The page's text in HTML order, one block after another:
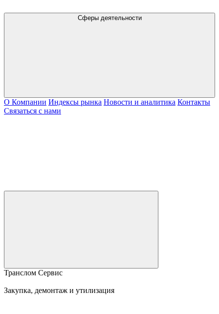
Сферы деятельности
О Компании Индексы рынка Новости и аналитика Контакты
Связаться с нами
Транслом Сервис
Закупка, демонтаж и утилизация